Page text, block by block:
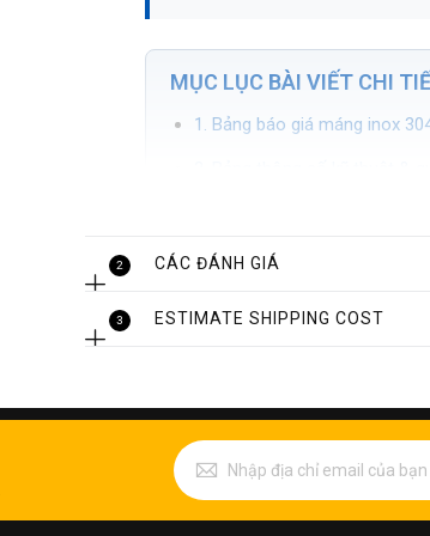
MỤC LỤC BÀI VIẾT CHI
1. Bảng báo giá máng inox
2. Bảng thông số kỹ thuật &
4. Ưu điểm vượt trội và ứng
4.2. Ứng dụng trong công
1. Bảng báo giá máng
2 CÁC ĐÁNH GIÁ
3 ESTIMATE SHIPPING COST